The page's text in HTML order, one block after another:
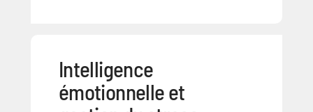
Intelligence
émotionnelle et